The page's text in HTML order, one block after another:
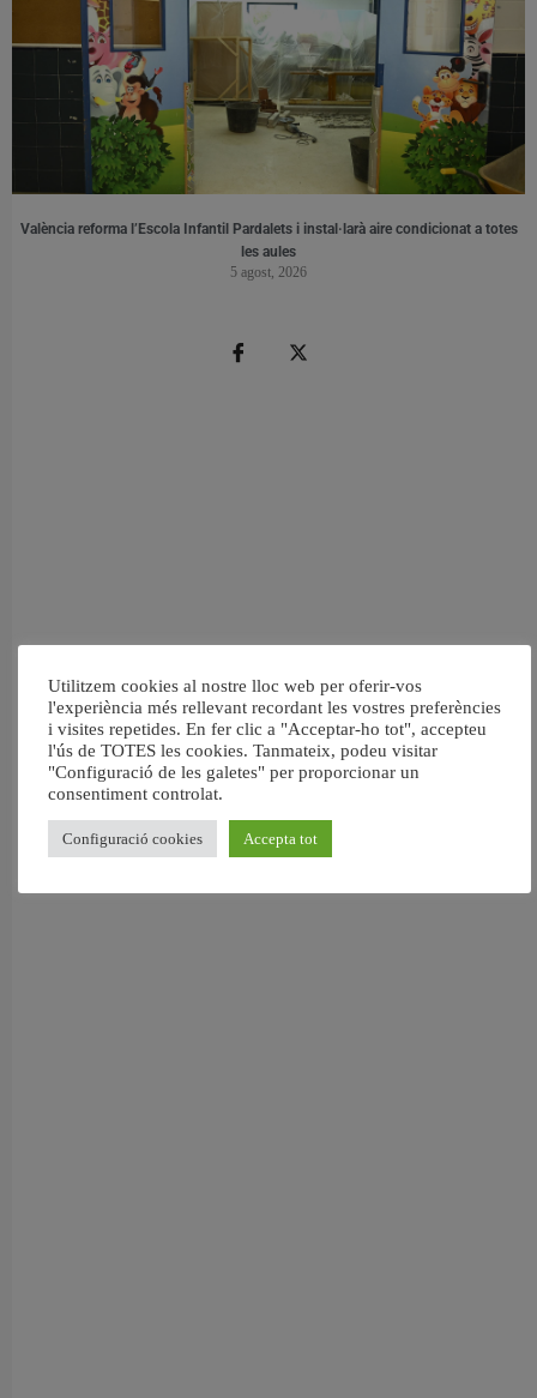
València reforma l’Escola Infantil Pardalets i instal·larà aire condicionat a totes
les aules
5 agost, 2026
Utilitzem cookies al nostre lloc web per oferir-vos
l'experiència més rellevant recordant les vostres preferències
i visites repetides. En fer clic a "Acceptar-ho tot", accepteu
l'ús de TOTES les cookies. Tanmateix, podeu visitar
"Configuració de les galetes" per proporcionar un
consentiment controlat.
Configuració cookies Accepta tot